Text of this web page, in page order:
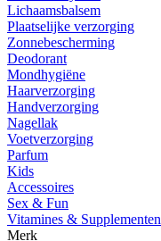
Lichaamsbalsem
Plaatselijke verzorging
Zonnebescherming
Deodorant
Mondhygiëne
Haarverzorging
Handverzorging
Nagellak
Voetverzorging
Parfum
Kids
Accessoires
Sex & Fun
Vitamines & Supplementen
Merk